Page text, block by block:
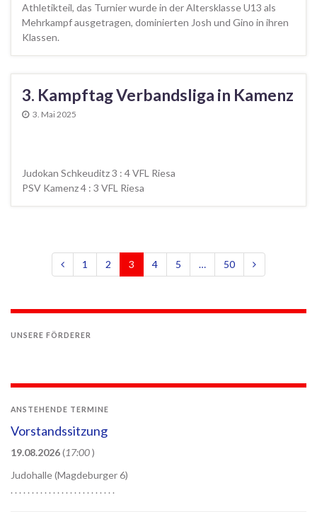
Athletikteil, das Turnier wurde in der Altersklasse U13 als
Mehrkampf ausgetragen, dominierten Josh und Gino in ihren
Klassen.
3. Kampftag Verbandsliga in Kamenz
3. Mai 2025
Judokan Schkeuditz 3 : 4 VFL Riesa
PSV Kamenz 4 : 3 VFL Riesa
1 2 3 4 5 … 50
UNSERE FÖRDERER
ANSTEHENDE TERMINE
Vorstandssitzung
19.08.2026(17:00)
Judohalle (Magdeburger 6)
. . . . . . . . . . . . . . . . . . . . . . . . .